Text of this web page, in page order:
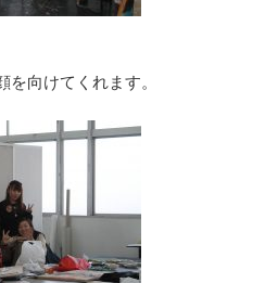
向けてくれます。